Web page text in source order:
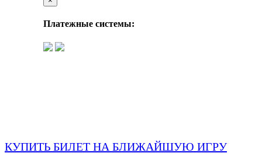
Платежные системы:
КУПИТЬ БИЛЕТ НА БЛИЖАЙШУЮ ИГРУ